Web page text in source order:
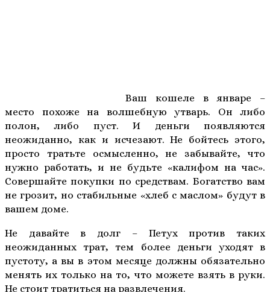
Ваш кошеле в январе –
место похоже на волшебную утварь. Он либо
полон, либо пуст. И деньги появляются
неожиданно, как и исчезают. Не бойтесь этого,
просто тратьте осмысленно, не забывайте, что
нужно работать, и не будьте «калифом на час».
Совершайте покупки по средствам. Богатство вам
не грозит, но стабильные «хлеб с маслом» будут в
вашем доме.
Не давайте в долг – Петух против таких
неожиданных трат, тем более деньги уходят в
пустоту, а вы в этом месяце должны обязательно
менять их только на то, что можете взять в руки.
Не стоит тратиться на развлечения.